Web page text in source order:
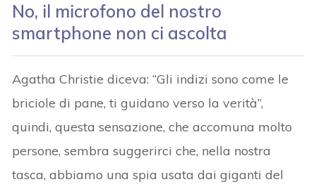
No, il microfono del nostro
smartphone non ci ascolta
Agatha Christie diceva: “Gli indizi sono come le
briciole di pane, ti guidano verso la verità”,
quindi, questa sensazione, che accomuna molto
persone, sembra suggerirci che, nella nostra
tasca, abbiamo una spia usata dai giganti del